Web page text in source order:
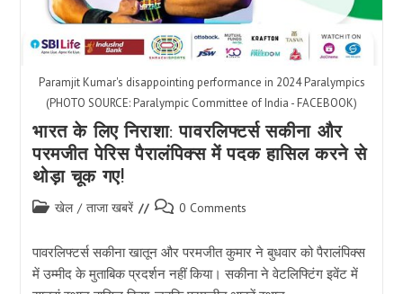
Paramjit Kumar's disappointing performance in 2024 Paralympics
(PHOTO SOURCE: Paralympic Committee of India - FACEBOOK)
भारत के लिए निराशा: पावरलिफ्टर्स सकीना और
परमजीत पेरिस पैरालंपिक्स में पदक हासिल करने से
थोड़ा चूक गए!
Post खेल / ताजा खबरें
Post 0 Comments
पावरलिफ्टर्स सकीना खातून और परमजीत कुमार ने बुधवार को पैरालंपिक्स
में उम्मीद के मुताबिक प्रदर्शन नहीं किया। सकीना ने वेटलिफ्टिंग इवेंट में